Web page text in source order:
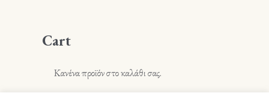
Cart
Κανένα προϊόν στο καλάθι σας.